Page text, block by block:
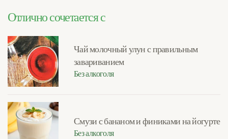
Отлично сочетается с
Чай молочный улун с правильным
завариванием
Без алкоголя
Смузи с бананом и финиками на йогурте
Без алкоголя